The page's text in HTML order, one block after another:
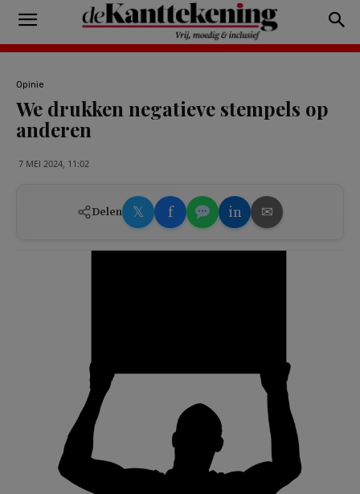
Opinie
We drukken negatieve stempels op
anderen
7 MEI 2024, 11:02
Delen 𝕏 f in ✉